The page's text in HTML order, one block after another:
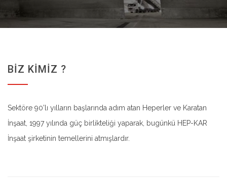
BIZ KIMIZ ?
Sektöre 90’lı yılların başlarında adım atan Heperler ve Karatan
İnşaat, 1997 yılında güç birlikteliği yaparak, bugünkü HEP-KAR
İnşaat şirketinin temellerini atmışlardır.